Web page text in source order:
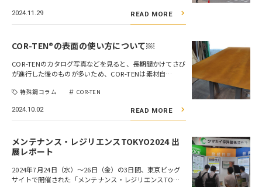
2024.11.29 READ MORE
COR-TEN®の表面の使い方について￼
COR-TENのカタログ写真などを見ると、長期間かけてさび
が進行した後のものが多いため、COR-TENは素材自…
特殊鋼コラム COR-TEN
2024.10.02 READ MORE
メンテナンス・レジリエンスTOKYO2024 出
展レポート
2024年7月24日（水）～26日（金）の3日間、東京ビッグ
サイトで開催された「メンテナンス・レジリエンスTO…